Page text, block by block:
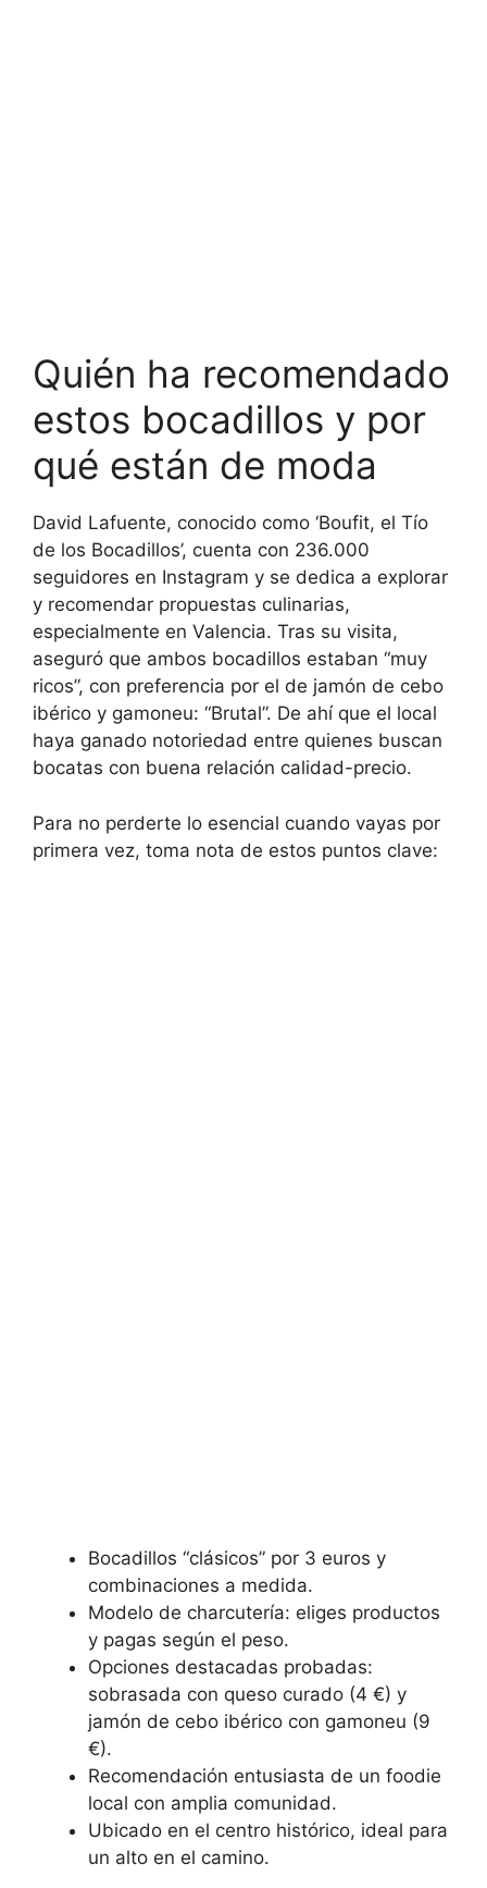
Quién ha recomendado
estos bocadillos y por
qué están de moda
David Lafuente, conocido como ‘Boufit, el Tío
de los Bocadillos’, cuenta con 236.000
seguidores en Instagram y se dedica a explorar
y recomendar propuestas culinarias,
especialmente en Valencia. Tras su visita,
aseguró que ambos bocadillos estaban “muy
ricos”, con preferencia por el de jamón de cebo
ibérico y gamoneu: “Brutal”. De ahí que el local
haya ganado notoriedad entre quienes buscan
bocatas con buena relación calidad-precio.
Para no perderte lo esencial cuando vayas por
primera vez, toma nota de estos puntos clave:
Bocadillos “clásicos” por 3 euros y
combinaciones a medida.
Modelo de charcutería: eliges productos
y pagas según el peso.
Opciones destacadas probadas:
sobrasada con queso curado (4 €) y
jamón de cebo ibérico con gamoneu (9
€).
Recomendación entusiasta de un foodie
local con amplia comunidad.
Ubicado en el centro histórico, ideal para
un alto en el camino.